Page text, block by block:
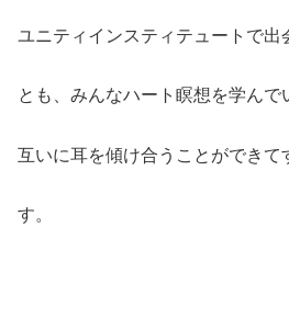
ユニティインスティテュートで出
とも、みんなハート瞑想を学んで
互いに耳を傾け合うことができて
す。